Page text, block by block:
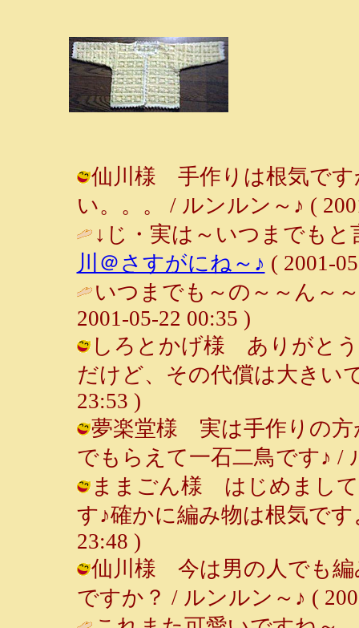
仙川様 手作りは根気です
い。。。 / ルンルン～♪ (
↓じ・実は～いつまでも
川＠さすがにね～♪ ( 2001-
いつまでも～の～～ん～
2001-05-22 00:35 )
しろとかげ様 ありがと
だけど、その代償は大きい
23:53 )
夢楽堂様 実は手作りの方
でもらえて一石二鳥です♪ /
ままごん様 はじめまし
す♪確かに編み物は根気で
23:48 )
仙川様 今は男の人でも編
ですか？ / ルンルン～♪ (